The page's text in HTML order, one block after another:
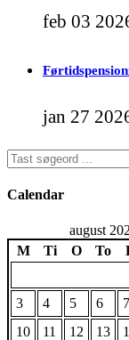
feb 03
jan 27
Calendar
august
M
Ti O To
3
4 5 6 7
10
11 12 13